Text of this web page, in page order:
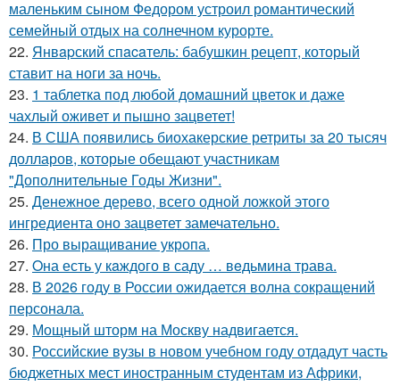
маленьким сыном Федором устроил романтический
семейный отдых на солнечном курорте.
22. Янвapский спacaтель: бабушкин рецепт, который
ставит на ноги за ночь.
23. 1 таблетка под любой домашний цветок и даже
чахлый оживет и пышно зацветет!
24. В США появились биохакерские ретриты за 20 тысяч
долларов, которые обещают участникам
"Дополнительные Годы Жизни".
25. Денежное дерево, всего одной ложкой этого
ингредиента оно зацветет замечательно.
26. Про выращивание укропа.
27. Oна есть у кaждого в саду … вeдьмина трава.
28. В 2026 году в России ожидается волна сокращений
персонала.
29. Мощный шторм на Москву надвигается.
30. Российские вузы в новом учебном году отдадут часть
бюджетных мест иностранным студентам из Африки,